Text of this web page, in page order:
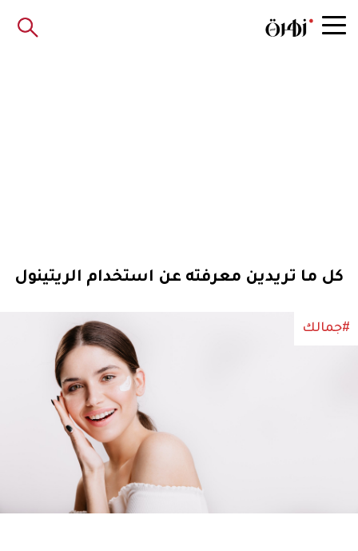
كل ما تريدين معرفته عن استخدام الريتينول
#جمالك